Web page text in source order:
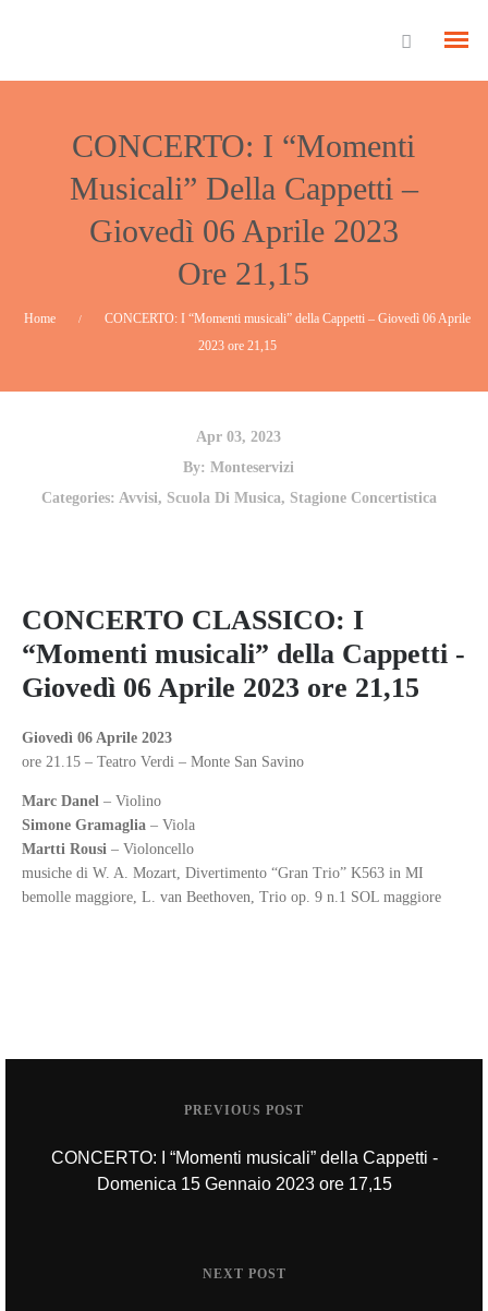
CONCERTO: I “Momenti
Musicali” Della Cappetti –
Giovedì 06 Aprile 2023
Ore 21,15
Home /
CONCERTO: I “Momenti musicali” della Cappetti – Giovedì 06 Aprile
2023 ore 21,15
Apr 03, 2023
By: Monteservizi
Categories: Avvisi, Scuola Di Musica, Stagione Concertistica
CONCERTO CLASSICO: I
“Momenti musicali” della Cappetti -
Giovedì 06 Aprile 2023 ore 21,15
Giovedì 06 Aprile 2023
ore 21.15 – Teatro Verdi – Monte San Savino
Marc Danel – Violino
Simone Gramaglia – Viola
Martti Rousi – Violoncello
musiche di W. A. Mozart, Divertimento “Gran Trio” K563 in MI
bemolle maggiore, L. van Beethoven, Trio op. 9 n.1 SOL maggiore
PREVIOUS POST
CONCERTO: I “Momenti musicali” della Cappetti -
Domenica 15 Gennaio 2023 ore 17,15
NEXT POST